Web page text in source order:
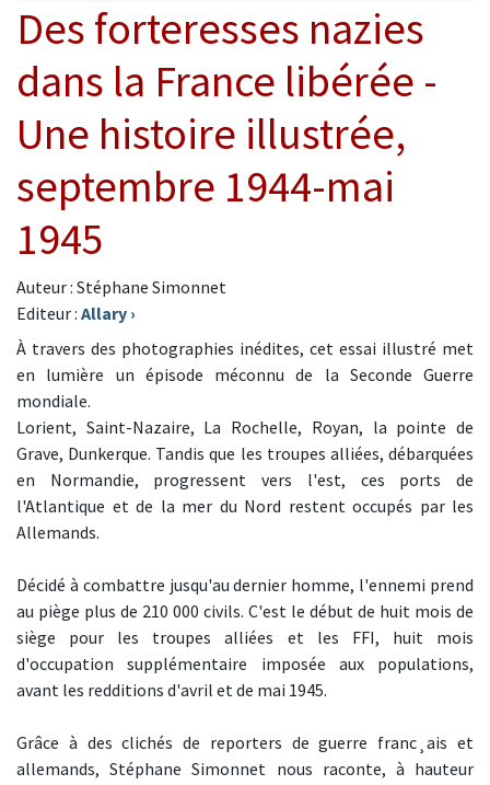
Des forteresses nazies
dans la France libérée -
Une histoire illustrée,
septembre 1944-mai
1945
Auteur : Stéphane Simonnet
Editeur : Allary ›
À travers des photographies inédites, cet essai illustré met
en lumière un épisode méconnu de la Seconde Guerre
mondiale.
Lorient, Saint-Nazaire, La Rochelle, Royan, la pointe de
Grave, Dunkerque. Tandis que les troupes alliées, débarquées
en Normandie, progressent vers l'est, ces ports de
l'Atlantique et de la mer du Nord restent occupés par les
Allemands.
Décidé à combattre jusqu'au dernier homme, l'ennemi prend
au piège plus de 210 000 civils. C'est le début de huit mois de
siège pour les troupes alliées et les FFI, huit mois
d'occupation supplémentaire imposée aux populations,
avant les redditions d'avril et de mai 1945.
Grâce à des clichés de reporters de guerre franc¸ais et
allemands, Stéphane Simonnet nous raconte, à hauteur